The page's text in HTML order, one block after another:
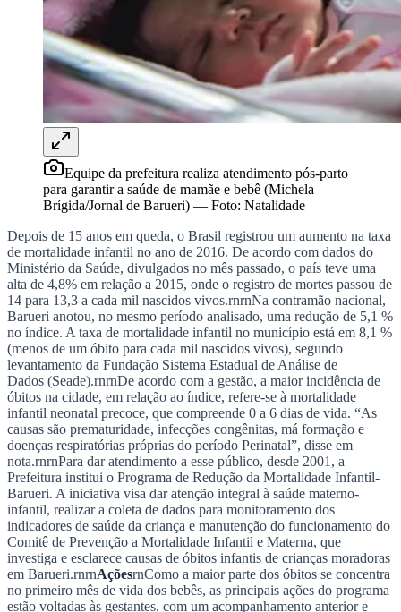
Hub de Negócios
Guia Comercial
Selo Verificado
Portal Educacional
Agenda de Vestibulares
Vagas de Emprego
Concursos
Panorama Econômico
Panorama Econômico
Para Sua Empresa
Anuncie no Portal
Verificar EmpresaNovo
Anunciar VagasNovo
Publicidade Legal
NBA
NFL
Fórmula 1
UFC
Tênis (ATP)
MLB
NHL
Atletismo
Vôlei
NBB
Competições de Futebol
Brasileirão Série A
Brasileirão Série B
Paulistão
Copa do Brasil
Libertadores
Sul-Americana
Equipe da prefeitura realiza atendimento pós-parto
para garantir a saúde de mamãe e bebê (Michela
Brígida/Jornal de Barueri) — Foto: Natalidade
Depois de 15 anos em queda, o Brasil registrou um aumento na taxa
de mortalidade infantil no ano de 2016. De acordo com dados do
Ministério da Saúde, divulgados no mês passado, o país teve uma
alta de 4,8% em relação a 2015, onde o registro de mortes passou de
14 para 13,3 a cada mil nascidos vivos.rnrnNa contramão nacional,
Barueri anotou, no mesmo período analisado, uma redução de 5,1 %
no índice. A taxa de mortalidade infantil no município está em 8,1 %
(menos de um óbito para cada mil nascidos vivos), segundo
levantamento da Fundação Sistema Estadual de Análise de
Dados (Seade).rnrnDe acordo com a gestão, a maior incidência de
óbitos na cidade, em relação ao índice, refere-se à mortalidade
infantil neonatal precoce, que compreende 0 a 6 dias de vida. “As
causas são prematuridade, infecções congênitas, má formação e
doenças respiratórias próprias do período Perinatal”, disse em
nota.rnrnPara dar atendimento a esse público, desde 2001, a
Prefeitura institui o Programa de Redução da Mortalidade Infantil-
Barueri. A iniciativa visa dar atenção integral à saúde materno-
infantil, realizar a coleta de dados para monitoramento dos
indicadores de saúde da criança e manutenção do funcionamento do
Comitê de Prevenção a Mortalidade Infantil e Materna, que
investiga e esclarece causas de óbitos infantis de crianças moradoras
em Barueri.rnrnAçõesrnComo a maior parte dos óbitos se concentra
no primeiro mês de vida dos bebês, as principais ações do programa
estão voltadas às gestantes, com um acompanhamento anterior e